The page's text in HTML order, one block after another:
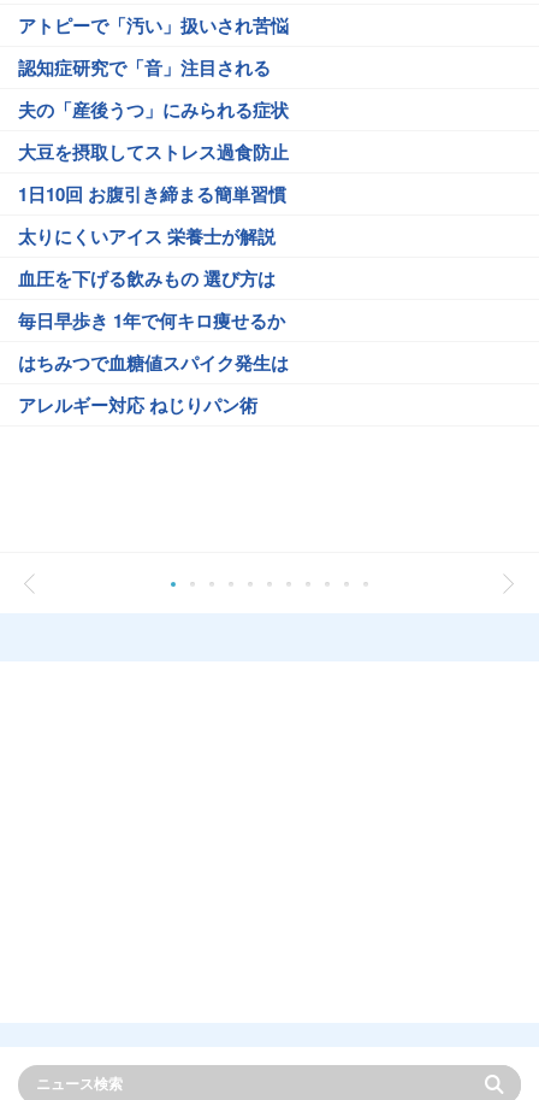
アトピーで「汚い」扱いされ苦悩
認知症研究で「音」注目される
夫の「産後うつ」にみられる症状
大豆を摂取してストレス過食防止
1日10回 お腹引き締まる簡単習慣
太りにくいアイス 栄養士が解説
血圧を下げる飲みもの 選び方は
毎日早歩き 1年で何キロ痩せるか
はちみつで血糖値スパイク発生は
アレルギー対応 ねじりパン術